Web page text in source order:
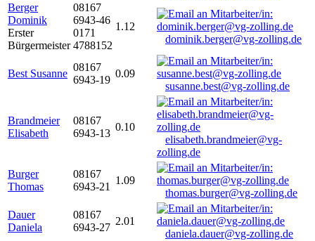
Berger
Dominik
Erster
Bürgermeister
08167
6943-46
0171
4788152
1.12
dominik.berger@vg-zolling.de
Best Susanne
08167
6943-19
0.09
susanne.best@vg-zolling.de
Brandmeier
Elisabeth
08167
6943-13
0.10
elisabeth.brandmeier@vg-
zolling.de
Burger
Thomas
08167
6943-21
1.09
thomas.burger@vg-zolling.de
Dauer
Daniela
08167
6943-27
2.01
daniela.dauer@vg-zolling.de